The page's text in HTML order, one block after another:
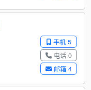
手机 5
电话 0
邮箱 4